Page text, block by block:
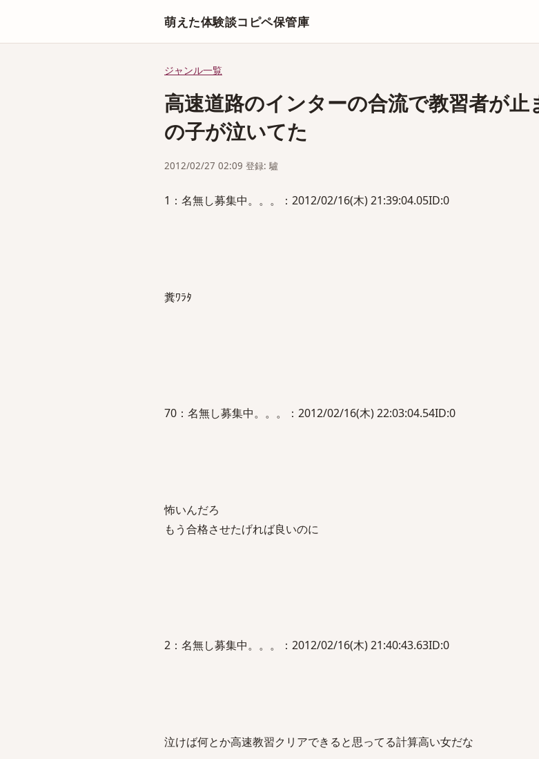
萌えた体験談コピペ保管庫
ジャンル一覧
高速道路のインターの合流で教習者が止
の子が泣いてた
2012/02/27 02:09 登録: 驢
1：名無し募集中。。。：2012/02/16(木) 21:39:04.05ID:0
糞ﾜﾗﾀ
70：名無し募集中。。。：2012/02/16(木) 22:03:04.54ID:0
怖いんだろ
もう合格させたげれば良いのに
2：名無し募集中。。。：2012/02/16(木) 21:40:43.63ID:0
泣けば何とか高速教習クリアできると思ってる計算高い女だな